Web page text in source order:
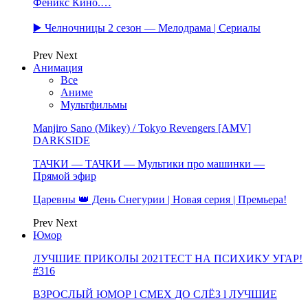
Феникс Кино.…
▶️ Челночницы 2 сезон — Мелодрама | Сериалы
Prev Next
Анимация
Все
Аниме
Мультфильмы
Manjiro Sano (Mikey) / Tokyo Revengers [AMV]
DARKSIDE
ТАЧКИ — ТАЧКИ — Мультики про машинки —
Прямой эфир
Царевны 👑 День Снегурии | Новая серия | Премьера!
Prev Next
Юмор
ЛУЧШИЕ ПРИКОЛЫ 2021ТЕСТ НА ПСИХИКУ УГАР!
#316
ВЗРОСЛЫЙ ЮМОР l СМЕХ ДО СЛЁЗ l ЛУЧШИЕ